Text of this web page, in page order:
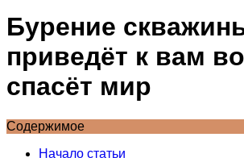
Бурение
приведёт к вам
спасёт мир
Содержимое
Начало статьи